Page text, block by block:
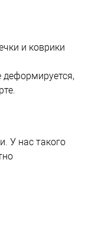
и коврики
деформируется,
У нас такого